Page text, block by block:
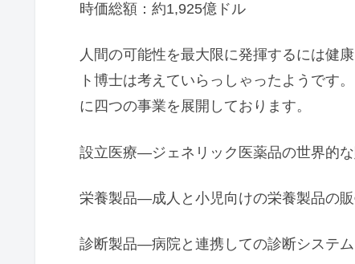
時価総額：約1,925億ドル
人間の可能性を最大限に発揮するには健
ト博士は考えていらっしゃったようで
に四つの事業を展開しております。
設立医療―ジェネリック医薬品の世界的な
栄養製品―成人と小児向けの栄養製品の販
診断製品―病院と連携しての診断システム